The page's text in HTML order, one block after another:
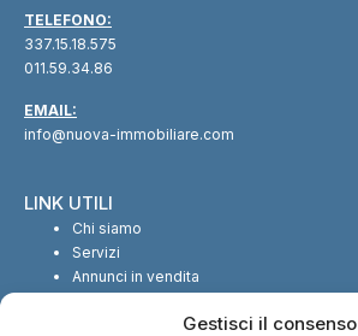
Gestisci il consenso
TELEFONO:
337.15.18.575
011.59.34.86
EMAIL:
info@nuova-immobiliare.com
LINK UTILI
Chi siamo
Servizi
Annunci in vendita